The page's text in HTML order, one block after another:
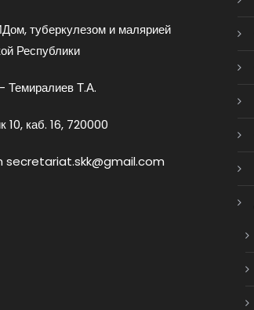
туберкулезом и малярией
Республики
Темиралиев Т.А.
10, каб. 16, 720000
secretariat.skk@gmail.com